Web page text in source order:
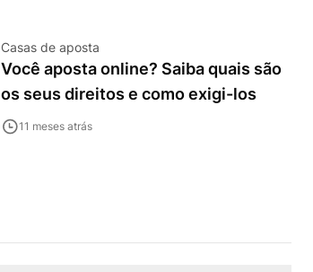
Casas de aposta
Você aposta online? Saiba quais são
os seus direitos e como exigi-los
11 meses atrás